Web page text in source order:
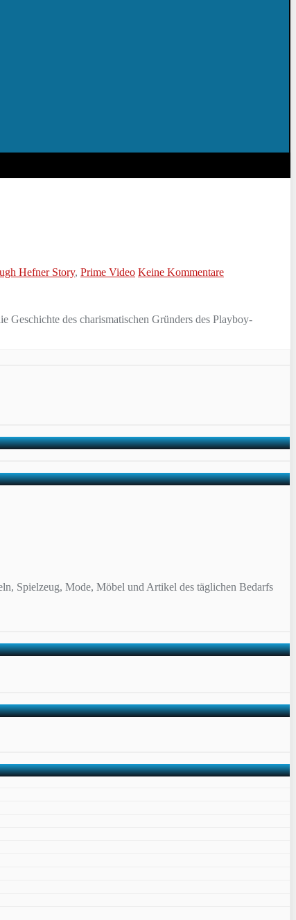
Hefner Story, Prime Video Keine Kommentare
des charismatischen Gründers des Playboy-
Spielzeug, Mode, Möbel und Artikel des täglichen Bedarfs